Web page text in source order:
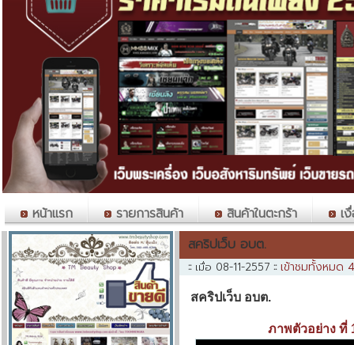
หน้าแรก รายการสินค้า สินค้าในตะกร้า เงื่
สคริปเว็บ อบต.
:: เมื่อ 08-11-2557 :: เข้าชมทั้งหมด
สคริปเว็บ อบต.
ภาพตัวอย่าง ที่